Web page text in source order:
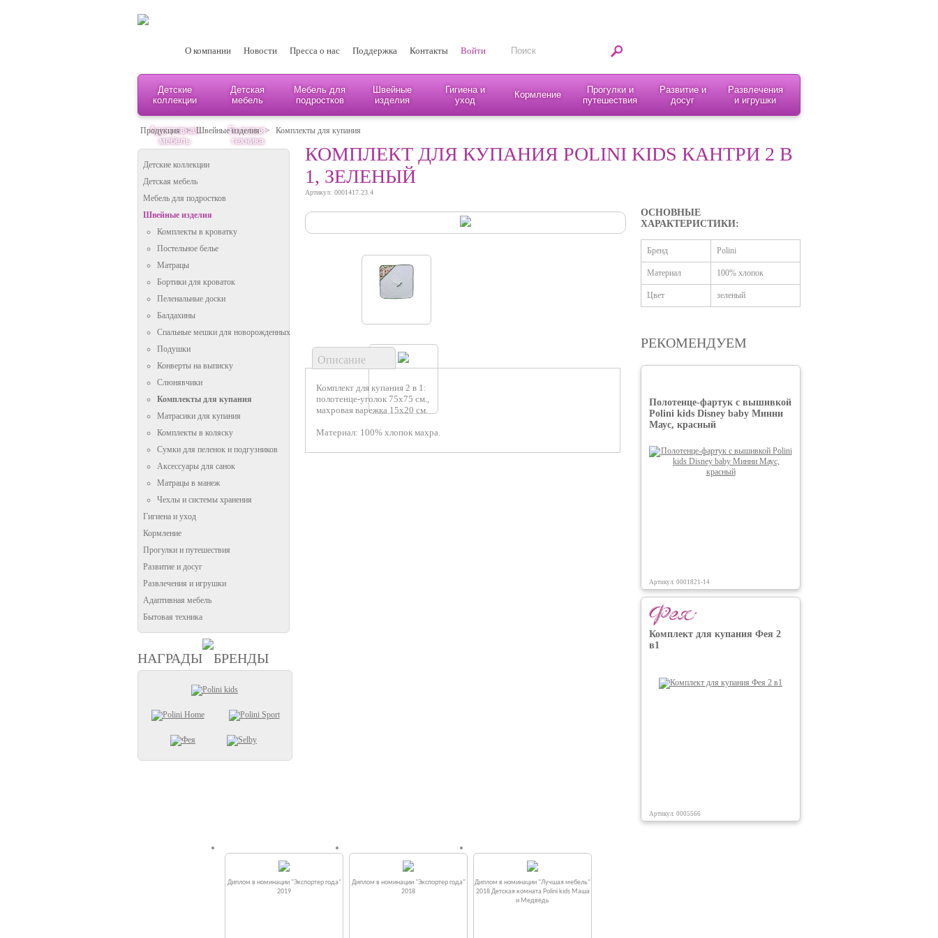
О компании Новости Пресса о нас Поддержка Контакты Войти
Детские
коллекции
Детская
мебель
Мебель для
подростков
Швейные
изделия
Гигиена и
уход
Кормление
Прогулки и
путешествия
Развитие и
досуг
Развлечения
и игрушки
Адаптивная
мебель
Бытовая
техника
Продукция > Швейные изделия > Комплекты для купания
Детские коллекции
Детская мебель
Мебель для подростков
Швейные изделия
Комплекты в кроватку
Постельное белье
Матрацы
Бортики для кроваток
Пеленальные доски
Балдахины
Спальные мешки для новорожденных
Подушки
Конверты на выписку
Слюнявчики
Комплекты для купания
Матрасики для купания
Комплекты в коляску
Сумки для пеленок и подгузников
Аксессуары для санок
Матрацы в манеж
Чехлы и системы хранения
Гигиена и уход
Кормление
Прогулки и путешествия
Развитие и досуг
Развлечения и игрушки
Адаптивная мебель
Бытовая техника
НАГРАДЫ БРЕНДЫ
КОМПЛЕКТ ДЛЯ КУПАНИЯ POLINI KIDS КАНТРИ 2 В
1, ЗЕЛЕНЫЙ
Артикул: 0001417.23.4
Описание
Комплект для купания 2 в 1:
полотенце-уголок 75х75 см.,
махровая варежка 15х20 см.
Материал: 100% хлопок махра.
ОСНОВНЫЕ
ХАРАКТЕРИСТИКИ:
Бренд Polini
Материал 100% хлопок
Цвет зеленый
РЕКОМЕНДУЕМ
Полотенце-фартук c вышивкой
Polini kids Disney baby Минни
Маус, красный
Артикул: 0001821-14
Комплект для купания Фея 2
в1
Артикул: 0005566
Диплом в номинации "Экспортер года"
2019
Диплом в номинации "Экспортер года"
2018
Диплом в номинации "Лучшая мебель"
2018 Детская комната Polini kids Маша
и Медведь